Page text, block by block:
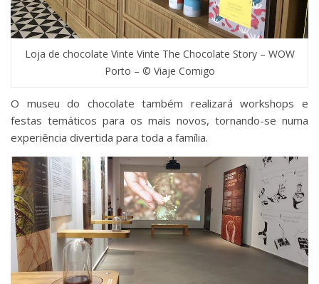
Loja de chocolate Vinte Vinte The Chocolate Story – WOW
Porto – © Viaje Comigo
O museu do chocolate também realizará workshops e
festas temáticos para os mais novos, tornando-se numa
experiência divertida para toda a família.